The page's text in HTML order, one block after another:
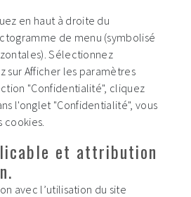
en haut à droite du
de menu (symbolisé
Sélectionnez
sur Afficher les paramètres
"Confidentialité", cliquez
l'onglet "Confidentialité", vous
cookies.
et attribution
avec l’utilisation du site